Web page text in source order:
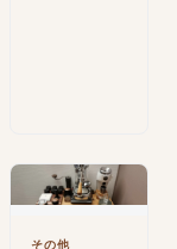
その他